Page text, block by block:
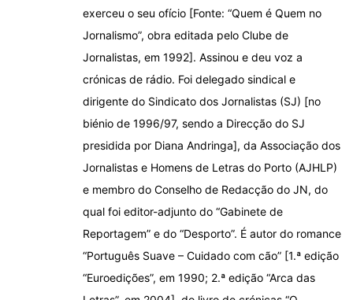
exerceu o seu ofício [Fonte: “Quem é Quem no
Jornalismo”, obra editada pelo Clube de
Jornalistas, em 1992]. Assinou e deu voz a
crónicas de rádio. Foi delegado sindical e
dirigente do Sindicato dos Jornalistas (SJ) [no
biénio de 1996/97, sendo a Direcção do SJ
presidida por Diana Andringa], da Associação dos
Jornalistas e Homens de Letras do Porto (AJHLP)
e membro do Conselho de Redacção do JN, do
qual foi editor-adjunto do “Gabinete de
Reportagem” e do “Desporto”. É autor do romance
“Português Suave – Cuidado com cão” [1.ª edição
“Euroedições”, em 1990; 2.ª edição “Arca das